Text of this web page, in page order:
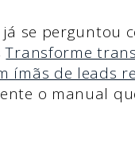
já se perguntou
Transforme
ímãs de leads
o manual